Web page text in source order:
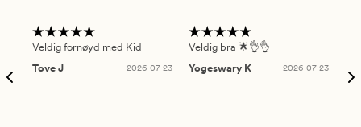
Veldig fornøyd med Kid
Tove J
2026-07-23
Veldig bra 🌟👌👌
Yogeswary K
2026-07-23